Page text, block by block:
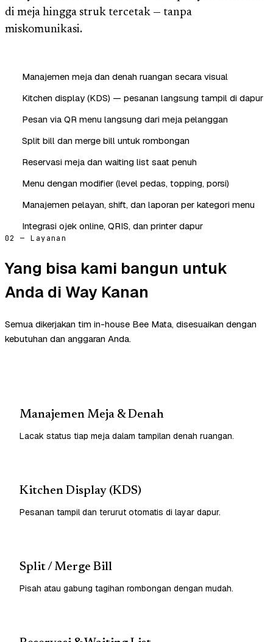
di meja hingga struk tercetak — tanpa
miskomunikasi.
Manajemen meja dan denah ruangan secara visual
Kitchen display (KDS) — pesanan langsung tampil di dapur
Pesan via QR menu langsung dari meja pelanggan
Split bill dan merge bill untuk rombongan
Reservasi meja dan waiting list saat penuh
Menu dengan modifier (level pedas, topping, porsi)
Manajemen pelayan, shift, dan laporan per kategori menu
Integrasi ojek online, QRIS, dan printer dapur
02 — Layanan
Yang bisa kami bangun untuk
Anda di Way Kanan
Semua dikerjakan tim in-house Bee Mata, disesuaikan dengan
kebutuhan dan anggaran Anda.
Manajemen Meja & Denah
Lacak status tiap meja dalam tampilan denah ruangan.
Kitchen Display (KDS)
Pesanan tampil dan terurut otomatis di layar dapur.
Split / Merge Bill
Pisah atau gabung tagihan rombongan dengan mudah.